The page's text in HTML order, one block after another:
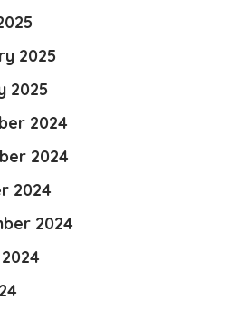
2025
2025
2024
2024
2024
2024